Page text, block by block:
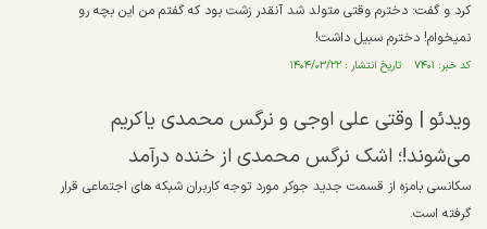
کرد و گفت: دخترم وقتی متولد شد آنقدر زشت بود که گفتم من این بچه رو
نمیخوام! دخترم سبیل داشت!
کد خبر: ۷۴۰۱ تاریخ انتشار : ۱۴۰۴/۰۳/۲۲
ویدئو | وقتی علی اوجی و نرگس محمدی یاکریم
می‌شوند!؛ اشک نرگس محمدی از خنده درآمد
سکانسی بامزه از قسمت جدید جوکر مورد توجه کاربران شبکه های اجتماعی قرار
گرفته است.